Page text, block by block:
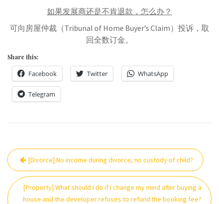
如果发展商还是不肯退款，怎么办？
可向房屋仲裁（Tribunal of Home Buyer’s Claim）投诉，取
回全数订金。
Share this:
Facebook Twitter WhatsApp
Telegram
Post
navigation
[Divorce] No income during divorce, no custody of child?
[Property] What should I do if I change my mind after buying a
house and the developer refuses to refund the booking fee?